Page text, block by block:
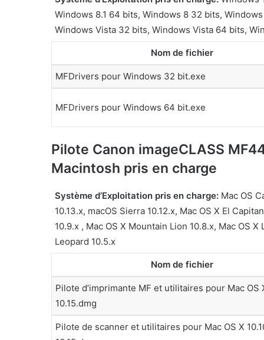
Windows 8.1 64 bits, Windows 8 32 bits,
Windows Vista 32 bits, Windows Vista 64 bits,
Nom de fichier
MFDrivers pour Windows 32 bit.exe
MFDrivers pour Windows 64 bit.exe
Pilote Canon imageCLASS
Macintosh pris en charge
Système d’Exploitation pris en charge: Mac OS
10.13.x, macOS Sierra 10.12.x, Mac OS X El
10.9.x , Mac OS X Mountain Lion 10.8.x, Mac OS
Leopard 10.5.x
Nom de fichier
Pilote d’imprimante MF et utilitaires pour Mac OS
10.15.dmg
Pilote de scanner et utilitaires pour Mac OS X